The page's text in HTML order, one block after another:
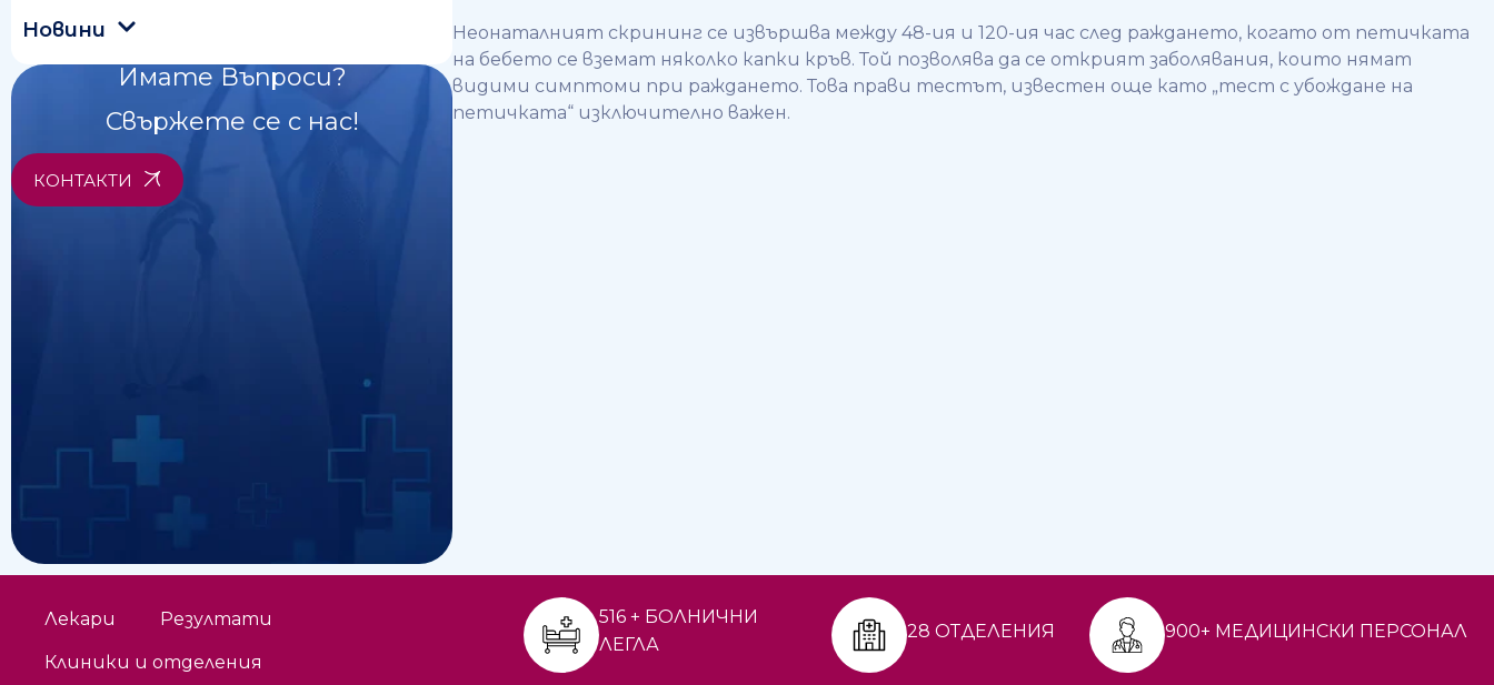
Новини
Имате Въпроси?
Свържете се с нас!
КОНТАКТИ
Неонаталният скрининг се извършва между 48-ия и 120-ия час след раждането, когато от петичката
на бебето се вземат няколко капки кръв. Той позволява да се открият заболявания, които нямат
видими симптоми при раждането. Това прави тестът, известен още като „тест с убождане на
петичката“ изключително важен.
Лекари Резултати
Клиники и отделения
516 + БОЛНИЧНИ
ЛЕГЛА
28 ОТДЕЛЕНИЯ 900+ МЕДИЦИНСКИ ПЕРСОНАЛ